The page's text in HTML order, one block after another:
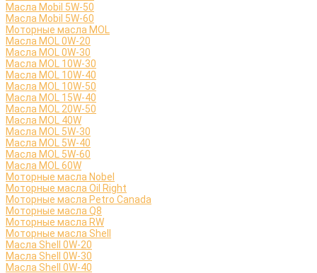
Масла Mobil 5W-50
Масла Mobil 5W-60
Моторные масла MOL
Масла MOL 0W-20
Масла MOL 0W-30
Масла MOL 10W-30
Масла MOL 10W-40
Масла MOL 10W-50
Масла MOL 15W-40
Масла MOL 20W-50
Масла MOL 40W
Масла MOL 5W-30
Масла MOL 5W-40
Масла MOL 5W-60
Масла MOL 60W
Моторные масла Nobel
Моторные масла Oil Right
Моторные масла Petro Canada
Моторные масла Q8
Моторные масла RW
Моторные масла Shell
Масла Shell 0W-20
Масла Shell 0W-30
Масла Shell 0W-40